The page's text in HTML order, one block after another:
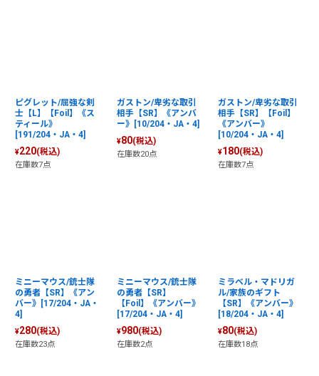
ピグレット/屈強な剣
士【L】【Foil】《ス
ティール》
[191/204・JA・4]
¥220(税込)
在庫数7点
ガストン/卑劣な取引
相手【SR】《アンバ
ー》[10/204・JA・4]
¥80(税込)
在庫数20点
ガストン/卑劣な取引
相手【SR】【Foil】
《アンバー》
[10/204・JA・4]
¥180(税込)
在庫数7点
ミニーマウス/銃士隊
の勇者【SR】《アン
バー》[17/204・JA・
4]
¥280(税込)
在庫数23点
ミニーマウス/銃士隊
の勇者【SR】
【Foil】《アンバー》
[17/204・JA・4]
¥980(税込)
在庫数2点
ミラベル・マドリガ
ル/家族のギフト
【SR】《アンバー》
[18/204・JA・4]
¥80(税込)
在庫数18点